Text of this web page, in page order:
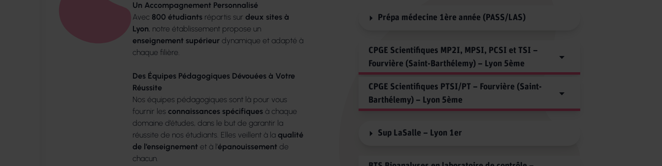
Un Accompagnement Personnalisé
Avec 800 étudiantsrépartis sur deux sites à
Lyon, notre établissement propose un
enseignement supérieurdynamique et adapté à
chaque filière.
Des Équipes Pédagogiques Dévouées à Votre
Réussite
Nos équipes pédagogiques sont là pour vous
fournir les connaissances spécifiquesà chaque
domaine d’études, dans le but de garantir la
réussite de nos étudiants. Elles veillent à la qualité
de l’enseignement et à l’épanouissement de
chacun.
Prépa médecine 1ère année (PASS/LAS)
CPGE Scientifiques MP2I, MPSI, PCSI et TSI –
Fourvière (Saint-Barthélemy) – Lyon 5ème
Pourquoi une prépa
Les écoles d’ingénieurs
Première année MPSI-MP2I-PCSI
TSI
CPGE Scientifiques PTSI/PT – Fourvière (Saint-
Barthélemy) – Lyon 5ème
ECAM LaSalle
Tarifs
Sup LaSalle – Lyon 1er